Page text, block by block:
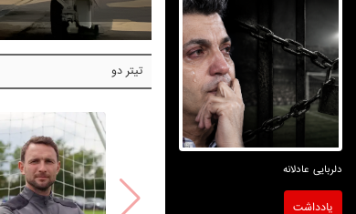
تیتر دو
دلربایی عادلانه
یادداشت